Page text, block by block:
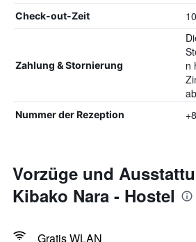
Check-out-Zeit
Zahlung & Stornierung
n
Nummer der Rezeption
Vorzüge und
Kibako Nara - Hostel
Gratis WLAN